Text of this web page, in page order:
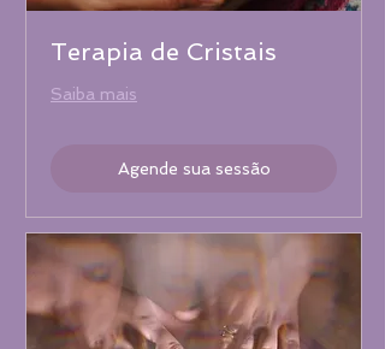
Terapia de Cristais
Saiba mais
Agende sua sessão